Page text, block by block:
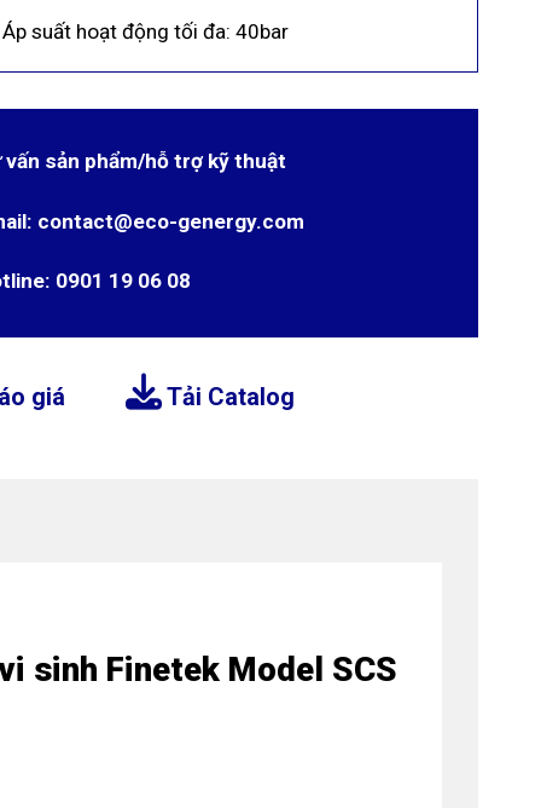
Áp suất hoạt động tối đa: 40bar
vấn sản phẩm/hỗ trợ kỹ thuật
contact@eco-genergy.com
0901 19 06 08
giá Tải Catalog
sinh Finetek Model SCS